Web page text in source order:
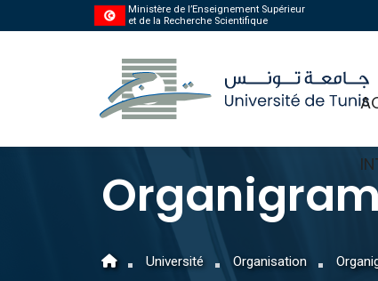
Ministère de l’Enseignement Supérieur
et de la Recherche Scientifique
Université Organisation